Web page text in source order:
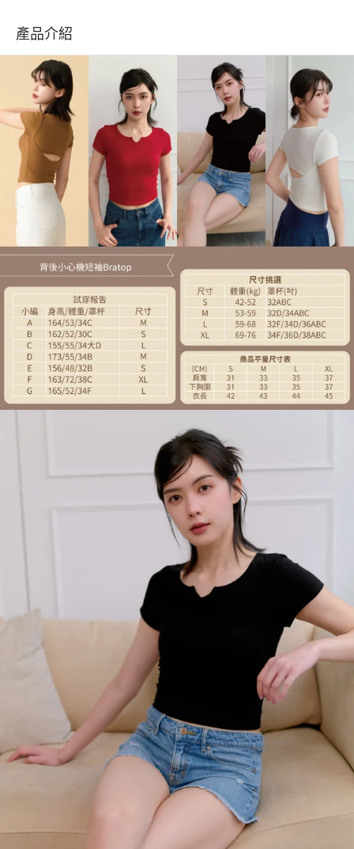
產品介紹